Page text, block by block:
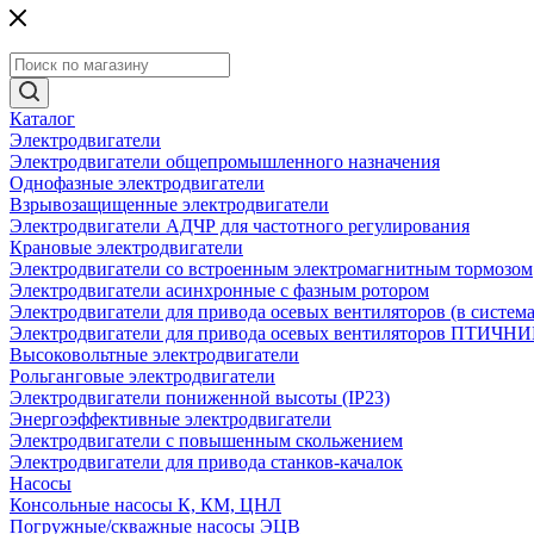
Каталог
Электродвигатели
Электродвигатели общепромышленного назначения
Однофазные электродвигатели
Взрывозащищенные электродвигатели
Электродвигатели АДЧР для частотного регулирования
Крановые электродвигатели
Электродвигатели со встроенным электромагнитным тормозом
Электродвигатели асинхронные с фазным ротором
Электродвигатели для привода осевых вентиляторов (в
Электродвигатели для привода осевых вентиляторов
Высоковольтные электродвигатели
Рольганговые электродвигатели
Электродвигатели пониженной высоты (IP23)
Энергоэффективные электродвигатели
Электродвигатели с повышенным скольжением
Электродвигатели для привода станков-качалок
Насосы
Консольные насосы К, КМ, ЦНЛ
Погружные/скважные насосы ЭЦВ